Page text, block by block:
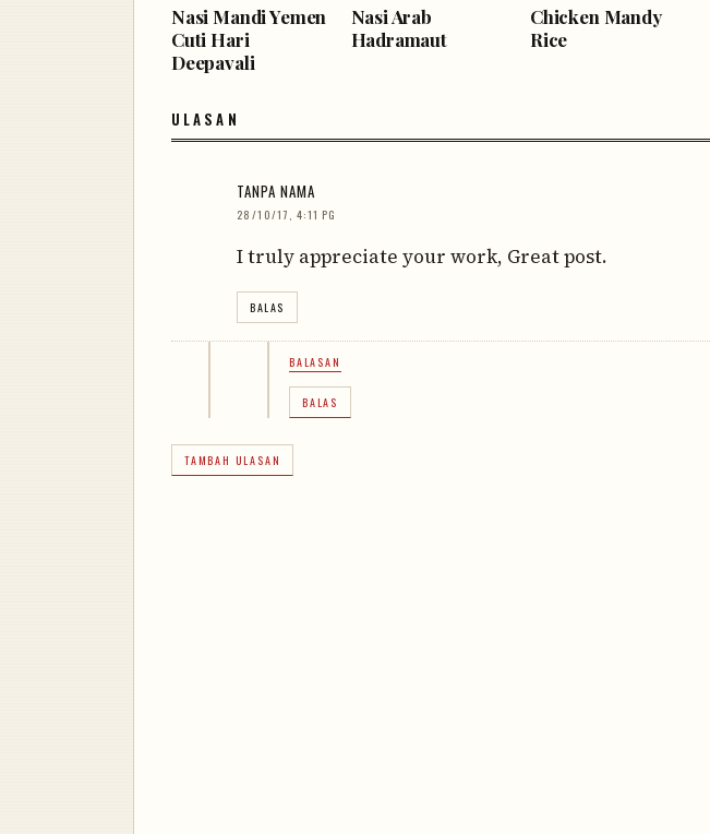
Nasi Mandi Yemen
Cuti Hari
Deepavali
Nasi Arab
Hadramaut
Chicken Mandy
Rice
ULASAN
TANPA NAMA
28/10/17, 4:11 PG
I truly appreciate your work, Great post.
BALAS
BALASAN
BALAS
TAMBAH ULASAN